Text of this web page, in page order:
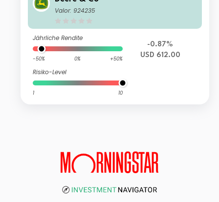
Valor: 924235
Jährliche Rendite
-50% 0% +50%
Risiko-Level
1 10
-0.87%
USD 612.00